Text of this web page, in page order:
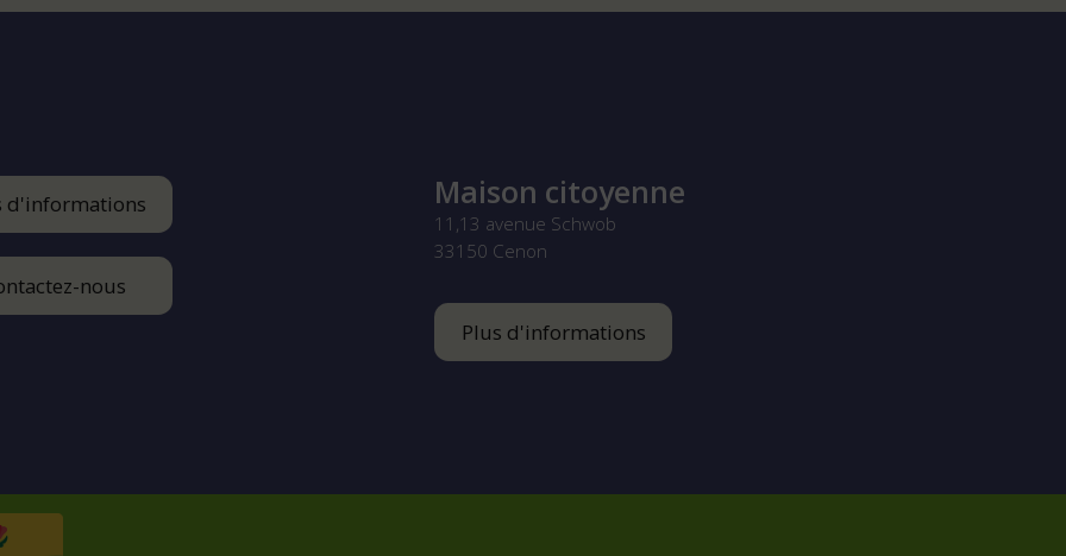
d'informations
nous
Maison citoyenne
11,13 avenue Schwob
33150 Cenon
Plus d'informations